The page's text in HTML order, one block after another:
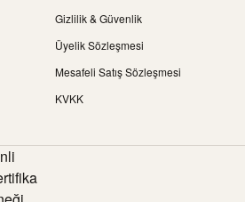
Gizlilik & Güvenlik
Üyelik Sözleşmesi
Mesafeli Satış Sözleşmesi
KVKK